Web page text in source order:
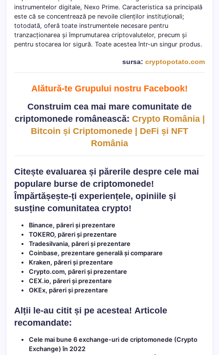
instrumentelor digitale, Nexo Prime. Caracteristica sa principală
este că se concentrează pe nevoile clienților instituționali;
totodată, oferă toate instrumentele necesare pentru
tranzacționarea și împrumutarea criptovalutelor, precum și
pentru stocarea lor sigură. Toate acestea într-un singur produs.
sursa: cryptopotato.com
Alătură-te Grupului nostru Facebook!
Construim cea mai mare comunitate de
criptomonede românească: Crypto România |
Bitcoin și Criptomonede | DeFi și NFT
România
Citește evaluarea și părerile despre cele mai
populare burse de criptomonede!
Împărtășește-ți experiențele, opiniile și
susține comunitatea crypto!
Binance, păreri și prezentare
TOKERO, păreri și prezentare
Tradesilvania, păreri și prezentare
Coinbase, prezentare generală și comparare
Kraken, păreri și prezentare
Crypto.com, păreri și prezentare
CEX.io, păreri și prezentare
OKEx, păreri și prezentare
Alții le-au citit și pe acestea! Articole
recomandate:
Cele mai bune 6 exchange-uri de criptomonede (Crypto
Exchange) în 2022